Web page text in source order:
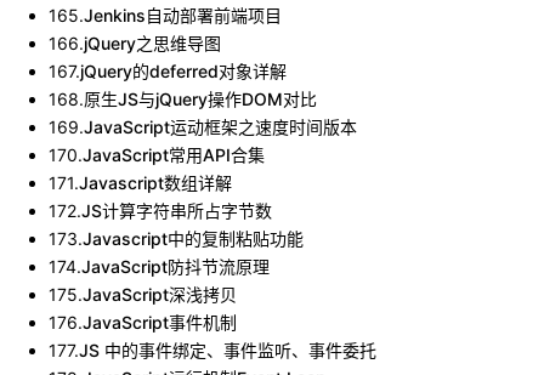
165.Jenkins自动部署前端项目
166.jQuery之思维导图
167.jQuery的deferred对象详解
168.原生JS与jQuery操作DOM对比
169.JavaScript运动框架之速度时间版本
170.JavaScript常用API合集
171.Javascript数组详解
172.JS计算字符串所占字节数
173.Javascript中的复制粘贴功能
174.JavaScript防抖节流原理
175.JavaScript深浅拷贝
176.JavaScript事件机制
177.JS 中的事件绑定、事件监听、事件委托